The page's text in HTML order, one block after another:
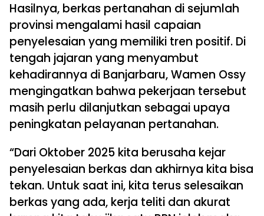
Hasilnya, berkas pertanahan di sejumlah
provinsi mengalami hasil capaian
penyelesaian yang memiliki tren positif. Di
tengah jajaran yang menyambut
kehadirannya di Banjarbaru, Wamen Ossy
mengingatkan bahwa pekerjaan tersebut
masih perlu dilanjutkan sebagai upaya
peningkatan pelayanan pertanahan.
“Dari Oktober 2025 kita berusaha kejar
penyelesaian berkas dan akhirnya kita bisa
tekan. Untuk saat ini, kita terus selesaikan
berkas yang ada, kerja teliti dan akurat